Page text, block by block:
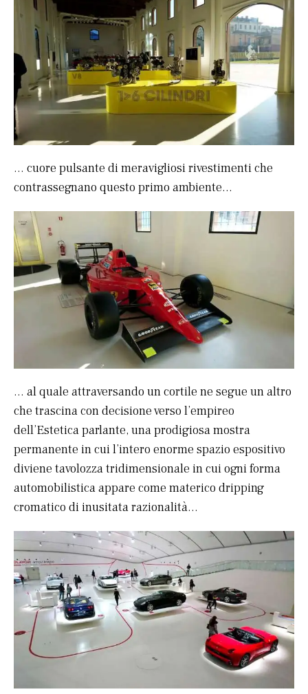
… cuore pulsante di meravigliosi rivestimenti che
contrassegnano questo primo ambiente…
… al quale attraversando un cortile ne segue un altro
che trascina con decisione verso l’empireo
dell’Estetica parlante, una prodigiosa mostra
permanente in cui l’intero enorme spazio espositivo
diviene tavolozza tridimensionale in cui ogni forma
automobilistica appare come materico dripping
cromatico di inusitata razionalità…